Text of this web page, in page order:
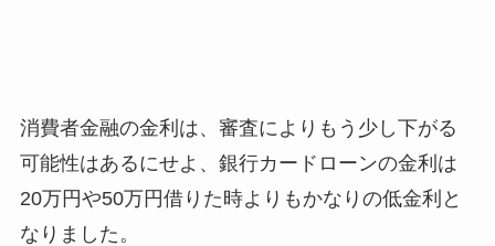
消費者金融の金利は、審査によりもう少し下がる
可能性はあるにせよ、銀行カードローンの金利は
20万円や50万円借りた時よりもかなりの低金利と
なりました。